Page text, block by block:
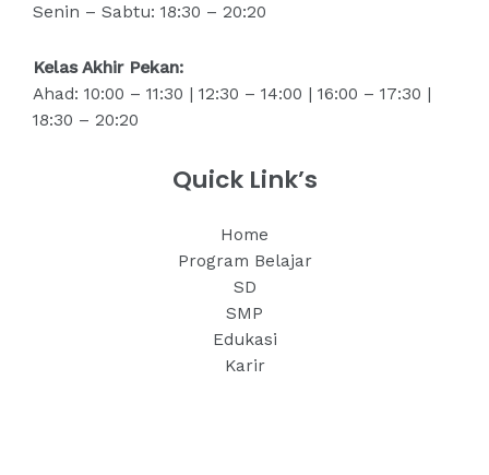
Senin – Sabtu: 18:30 – 20:20
Kelas Akhir Pekan:
Ahad: 10:00 – 11:30 | 12:30 – 14:00 | 16:00 – 17:30 |
18:30 – 20:20
Quick Link’s
Home
Program Belajar
SD
SMP
Edukasi
Karir